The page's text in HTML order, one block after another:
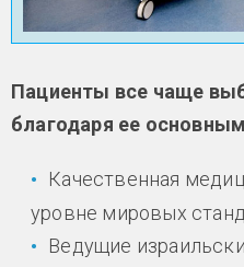
Пациенты все чаще
благодаря ее
Качественная
уровне мировых
Ведущие